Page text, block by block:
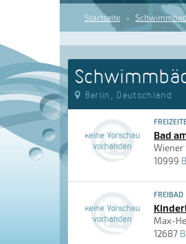
Startseite
Berlin, Deutschland
Bad
Wiener
10999
FREIBAD
Max-
12687